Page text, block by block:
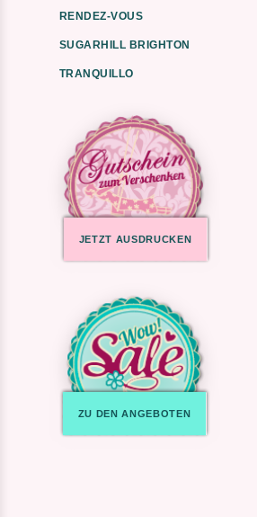
RENDEZ-VOUS
SUGARHILL BRIGHTON
TRANQUILLO
JETZT AUSDRUCKEN
ZU DEN ANGEBOTEN